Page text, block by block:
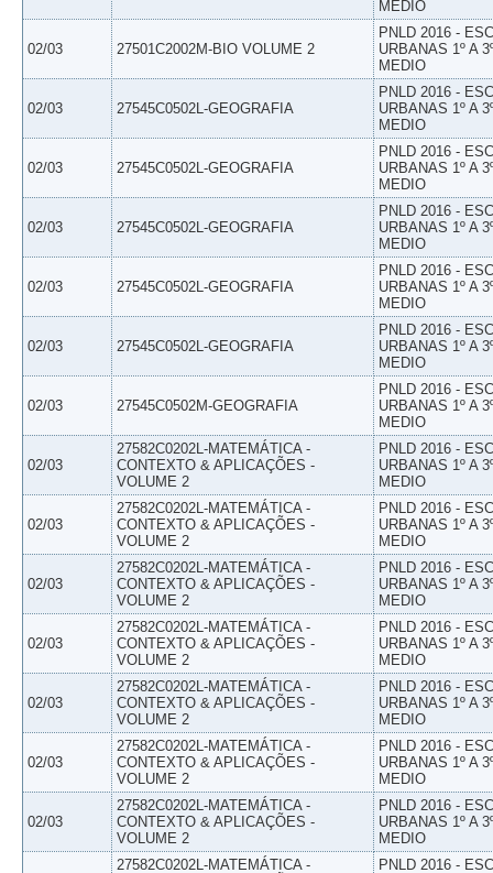
MEDIO
02/03 27501C2002M-BIO VOLUME 2
PNLD 2016 -
URBANAS 1º A
MEDIO
02/03 27545C0502L-GEOGRAFIA
PNLD 2016 -
URBANAS 1º A
MEDIO
02/03 27545C0502L-GEOGRAFIA
PNLD 2016 -
URBANAS 1º A
MEDIO
02/03 27545C0502L-GEOGRAFIA
PNLD 2016 -
URBANAS 1º A
MEDIO
02/03 27545C0502L-GEOGRAFIA
PNLD 2016 -
URBANAS 1º A
MEDIO
02/03 27545C0502L-GEOGRAFIA
PNLD 2016 -
URBANAS 1º A
MEDIO
02/03 27545C0502M-GEOGRAFIA
PNLD 2016 -
URBANAS 1º A
MEDIO
02/03
27582C0202L-MATEMÁTICA -
CONTEXTO & APLICAÇÕES -
VOLUME 2
PNLD 2016 -
URBANAS 1º A
MEDIO
02/03
27582C0202L-MATEMÁTICA -
CONTEXTO & APLICAÇÕES -
VOLUME 2
PNLD 2016 -
URBANAS 1º A
MEDIO
02/03
27582C0202L-MATEMÁTICA -
CONTEXTO & APLICAÇÕES -
VOLUME 2
PNLD 2016 -
URBANAS 1º A
MEDIO
02/03
27582C0202L-MATEMÁTICA -
CONTEXTO & APLICAÇÕES -
VOLUME 2
PNLD 2016 -
URBANAS 1º A
MEDIO
02/03
27582C0202L-MATEMÁTICA -
CONTEXTO & APLICAÇÕES -
VOLUME 2
PNLD 2016 -
URBANAS 1º A
MEDIO
02/03
27582C0202L-MATEMÁTICA -
CONTEXTO & APLICAÇÕES -
VOLUME 2
PNLD 2016 -
URBANAS 1º A
MEDIO
02/03
27582C0202L-MATEMÁTICA -
CONTEXTO & APLICAÇÕES -
VOLUME 2
PNLD 2016 -
URBANAS 1º A
MEDIO
27582C0202L-MATEMÁTICA -
PNLD 2016 -